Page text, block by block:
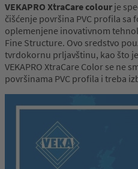
VEKAPRO XtraCare colour je
čišćenje površina PVC profila
oplemenjene inovativnom
Fine Structure. Ovo sredstvo
tvrdokornu prljavštinu, kao što
VEKAPRO XtraCare Color se ne
površinama PVC profila i treba